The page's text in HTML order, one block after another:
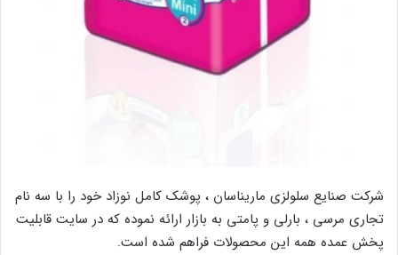
شرکت صنایع سلولزی ماریناسان ، پوشک کامل نوزاد خود را با سه نام
تجاری مرسی ، بارلی و پامتی به بازار ارائه نموده که در سایت قابلیت
پخش عمده همه این محصولات فراهم شده است.